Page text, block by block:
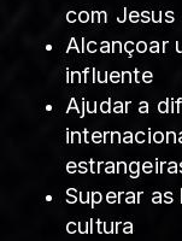
com Jesus
Alcançoar
influente
Ajudar a
Superar
cultura